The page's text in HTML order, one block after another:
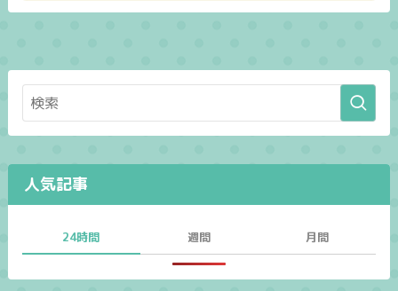
人気記事
24時間 週間 月間